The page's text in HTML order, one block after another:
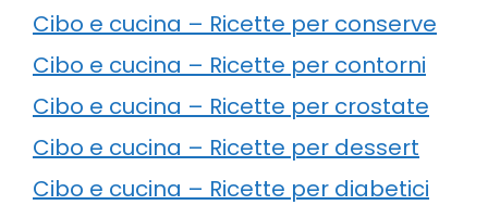
Cibo e cucina – Ricette per conserve
Cibo e cucina – Ricette per contorni
Cibo e cucina – Ricette per crostate
Cibo e cucina – Ricette per dessert
Cibo e cucina – Ricette per diabetici